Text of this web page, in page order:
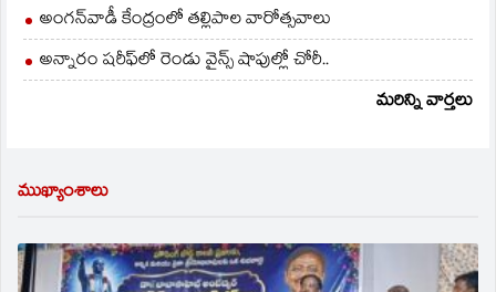
అంగన్‌వాడీ కేంద్రంలో తల్లిపాల వారోత్సవాలు
అన్నారం షరీఫ్‌లో రెండు వైన్స్ షాపుల్లో చోరీ..
మరిన్ని వార్తలు
ముఖ్యాంశాలు